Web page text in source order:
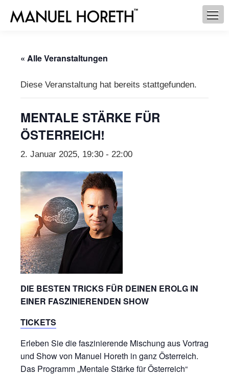
« Alle Veranstaltungen
Diese Veranstaltung hat bereits stattgefunden.
MENTALE STÄRKE FÜR
ÖSTERREICH!
2. Januar 2025, 19:30 - 22:00
DIE BESTEN TRICKS FÜR DEINEN EROLG IN
EINER FASZINIERENDEN SHOW
TICKETS
Erleben Sie die faszinierende Mischung aus Vortrag
und Show von Manuel Horeth in ganz Österreich.
Das Programm „Mentale Stärke für Österreich“